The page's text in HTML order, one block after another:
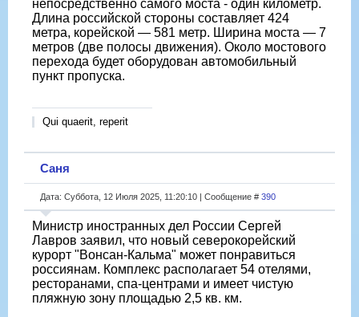
непосредственно самого моста - один километр.
Длина российской стороны составляет 424
метра, корейской — 581 метр. Ширина моста — 7
метров (две полосы движения). Около мостового
перехода будет оборудован автомобильный
пункт пропуска.
Qui quaerit, reperit
Саня
Дата: Суббота, 12 Июля 2025, 11:20:10 | Сообщение # 390
Министр иностранных дел России Сергей
Лавров заявил, что новый северокорейский
курорт "Вонсан-Кальма" может понравиться
россиянам. Комплекс располагает 54 отелями,
ресторанами, спа-центрами и имеет чистую
пляжную зону площадью 2,5 кв. км.